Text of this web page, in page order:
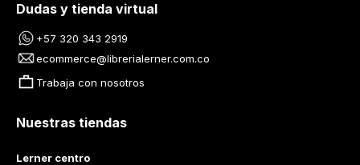
Dudas y tienda virtual
+57 320 343 2919
ecommerce@librerialerner.com.co
Trabaja con nosotros
Nuestras tiendas
Lerner centro